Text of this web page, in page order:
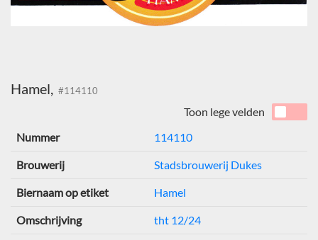
Hamel, #114110
Toon lege velden
Nummer
114110
Brouwerij Stadsbrouwerij Dukes
Biernaam op etiket Hamel
Omschrijving tht 12/24